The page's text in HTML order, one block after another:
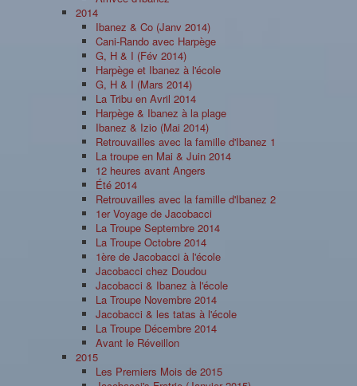
2014
Ibanez & Co (Janv 2014)
Cani-Rando avec Harpège
G, H & I (Fév 2014)
Harpège et Ibanez à l'école
G, H & I (Mars 2014)
La Tribu en Avril 2014
Harpège & Ibanez à la plage
Ibanez & Izio (Mai 2014)
Retrouvailles avec la famille d'Ibanez 1
La troupe en Mai & Juin 2014
12 heures avant Angers
Été 2014
Retrouvailles avec la famille d'Ibanez 2
1er Voyage de Jacobacci
La Troupe Septembre 2014
La Troupe Octobre 2014
1ère de Jacobacci à l'école
Jacobacci chez Doudou
Jacobacci & Ibanez à l'école
La Troupe Novembre 2014
Jacobacci & les tatas à l'école
La Troupe Décembre 2014
Avant le Réveillon
2015
Les Premiers Mois de 2015